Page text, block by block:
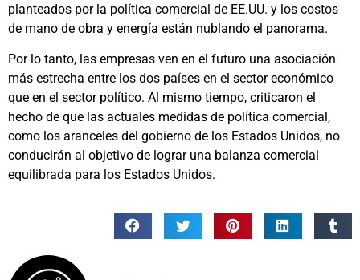
planteados por la política comercial de EE.UU. y los costos
de mano de obra y energía están nublando el panorama.
Por lo tanto, las empresas ven en el futuro una asociación
más estrecha entre los dos países en el sector económico
que en el sector político. Al mismo tiempo, criticaron el
hecho de que las actuales medidas de política comercial,
como los aranceles del gobierno de los Estados Unidos, no
conducirán al objetivo de lograr una balanza comercial
equilibrada para los Estados Unidos.